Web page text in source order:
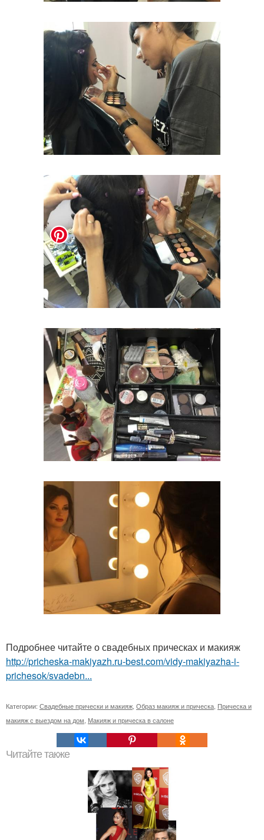
Подробнее читайте о свадебных прическах и макияж
http://pricheska-makiyazh.ru-best.com/vidy-makiyazha-i-
prichesok/svadebn...
Категории: Свадебные прически и макияж Образ макияж и прическа Прическа и
макияж с выездом на дом Макияж и прическа в салоне
Читайте также